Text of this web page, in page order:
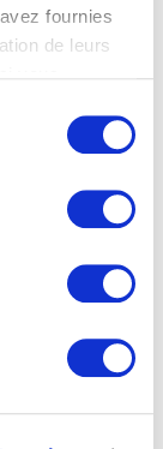
fournies
de leurs